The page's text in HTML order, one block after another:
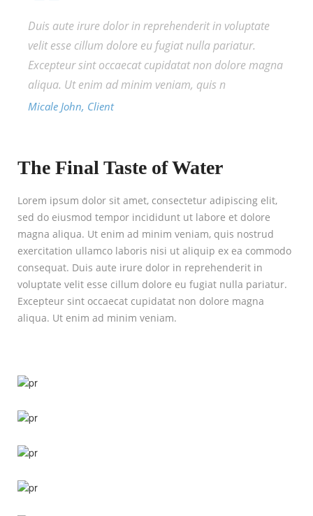
Duis aute irure dolor in reprehenderit in voluptate
velit esse cillum dolore eu fugiat nulla pariatur.
Excepteur sint occaecat cupidatat non dolore magna
aliqua. Ut enim ad minim veniam, quis n
Micale John, Client
The Final Taste of Water
Lorem ipsum dolor sit amet, consectetur adipiscing elit,
sed do eiusmod tempor incididunt ut labore et dolore
magna aliqua. Ut enim ad minim veniam, quis nostrud
exercitation ullamco laboris nisi ut aliquip ex ea commodo
consequat. Duis aute irure dolor in reprehenderit in
voluptate velit esse cillum dolore eu fugiat nulla pariatur.
Excepteur sint occaecat cupidatat non dolore magna
aliqua. Ut enim ad minim veniam.